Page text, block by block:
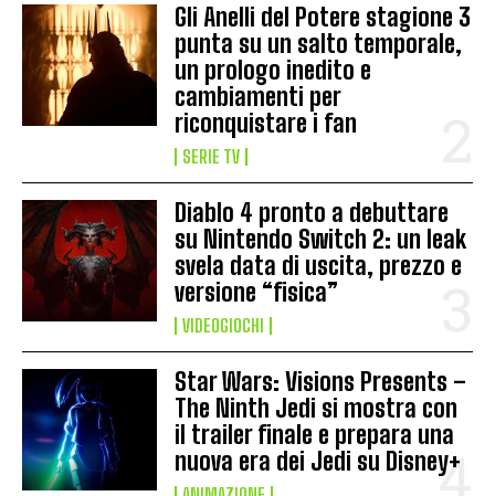
Gli Anelli del Potere stagione 3
punta su un salto temporale,
un prologo inedito e
cambiamenti per
riconquistare i fan
SERIE TV
Diablo 4 pronto a debuttare
su Nintendo Switch 2: un leak
svela data di uscita, prezzo e
versione “fisica”
VIDEOGIOCHI
Star Wars: Visions Presents –
The Ninth Jedi si mostra con
il trailer finale e prepara una
nuova era dei Jedi su Disney+